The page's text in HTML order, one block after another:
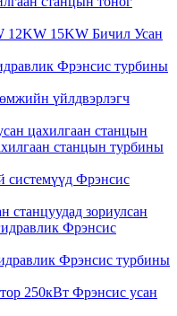
15KW Бичил Усан
үйлдвэрлэгч
системүүд Фрэнсис
Фрэнсис турбины